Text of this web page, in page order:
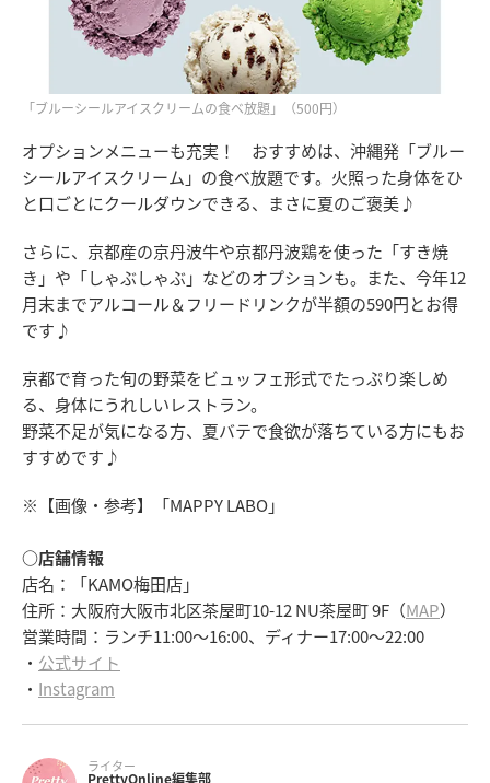
「ブルーシールアイスクリームの食べ放題」（500円）
オプションメニューも充実！ おすすめは、沖縄発「ブルー
シールアイスクリーム」の食べ放題です。火照った身体をひ
と口ごとにクールダウンできる、まさに夏のご褒美♪
さらに、京都産の京丹波牛や京都丹波鶏を使った「すき焼
き」や「しゃぶしゃぶ」などのオプションも。また、今年12
月末までアルコール＆フリードリンクが半額の590円とお得
です♪
京都で育った旬の野菜をビュッフェ形式でたっぷり楽しめ
る、身体にうれしいレストラン。
野菜不足が気になる方、夏バテで食欲が落ちている方にもお
すすめです♪
※【画像・参考】「MAPPY LABO」
○店舗情報
店名：「KAMO梅田店」
住所：大阪府大阪市北区茶屋町10-12 NU茶屋町 9F（MAP）
営業時間：ランチ11:00～16:00、ディナー17:00～22:00
・ 公式サイト
・ Instagram
ライター
PrettyOnline編集部